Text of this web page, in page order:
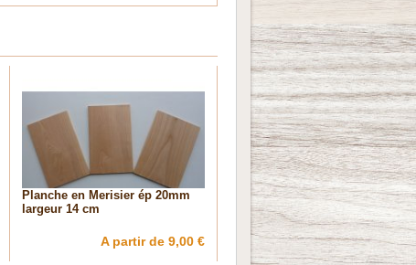
Planche en Merisier ép 20mm
largeur 14 cm
A partir de 9,00 €